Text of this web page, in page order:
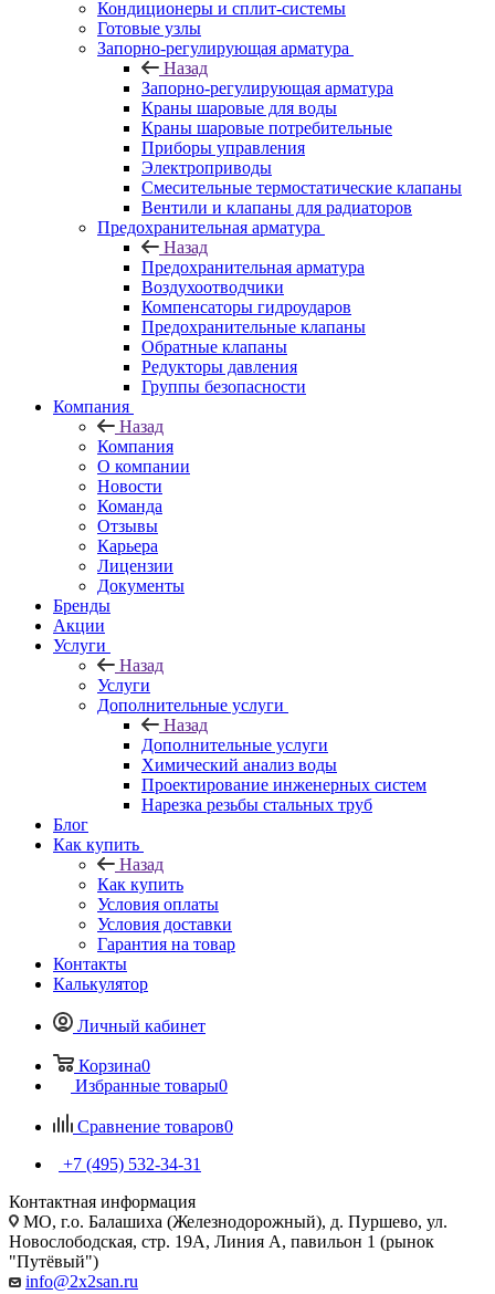
Кондиционеры и сплит-системы
Готовые узлы
Запорно-регулирующая арматура
Назад
Запорно-регулирующая арматура
Краны шаровые для воды
Краны шаровые потребительные
Приборы управления
Электроприводы
Смесительные термостатические клапаны
Вентили и клапаны для радиаторов
Предохранительная арматура
Назад
Предохранительная арматура
Воздухоотводчики
Компенсаторы гидроударов
Предохранительные клапаны
Обратные клапаны
Редукторы давления
Группы безопасности
Компания
Назад
Компания
О компании
Новости
Команда
Отзывы
Карьера
Лицензии
Документы
Бренды
Акции
Услуги
Назад
Услуги
Дополнительные услуги
Назад
Дополнительные услуги
Химический анализ воды
Проектирование инженерных систем
Нарезка резьбы стальных труб
Блог
Как купить
Назад
Как купить
Условия оплаты
Условия доставки
Гарантия на товар
Контакты
Калькулятор
Личный кабинет
Корзина0
Избранные товары0
Сравнение товаров0
+7 (495) 532‑34‑31
Контактная информация
МО, г.о. Балашиха (Железнодорожный), д. Пуршево, ул.
Новослободская, стр. 19А, Линия А, павильон 1 (рынок
"Путёвый")
info@2x2san.ru